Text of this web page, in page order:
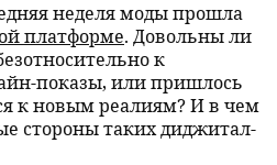
неделя моды прошла
платформе. Довольны ли
к
показы, или пришлось
к новым реалиям? И в чем
стороны таких диджитал-